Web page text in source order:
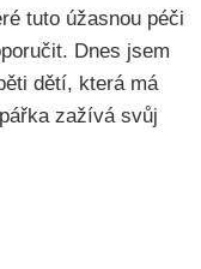
tuto úžasnou péči
Dnes jsem
dětí, která má
zažívá svůj